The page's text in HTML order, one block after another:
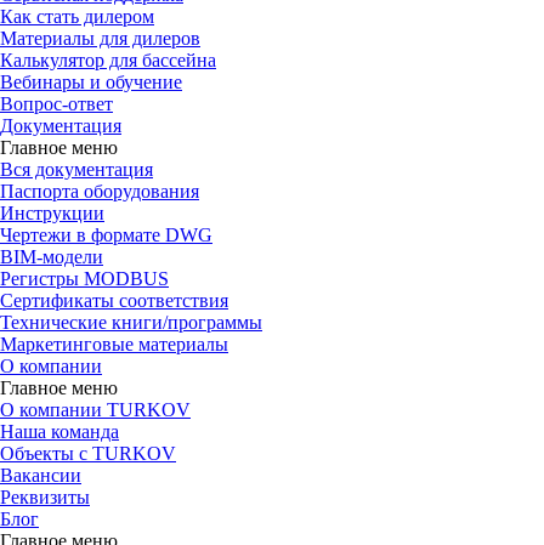
Как стать дилером
Материалы для дилеров
Калькулятор для бассейна
Вебинары и обучение
Вопрос-ответ
Документация
Главное меню
Вся документация
Паспорта оборудования
Инструкции
Чертежи в формате DWG
BIM-модели
Регистры MODBUS
Сертификаты соответствия
Технические книги/программы
Маркетинговые материалы
О компании
Главное меню
О компании TURKOV
Наша команда
Объекты с TURKOV
Вакансии
Реквизиты
Блог
Главное меню